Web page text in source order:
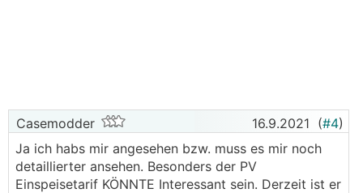
Casemodder 16.9.2021 (#4)
Ja ich habs mir angesehen bzw. muss es mir noch
detaillierter ansehen. Besonders der PV
Einspeisetarif KÖNNTE Interessant sein. Derzeit ist er